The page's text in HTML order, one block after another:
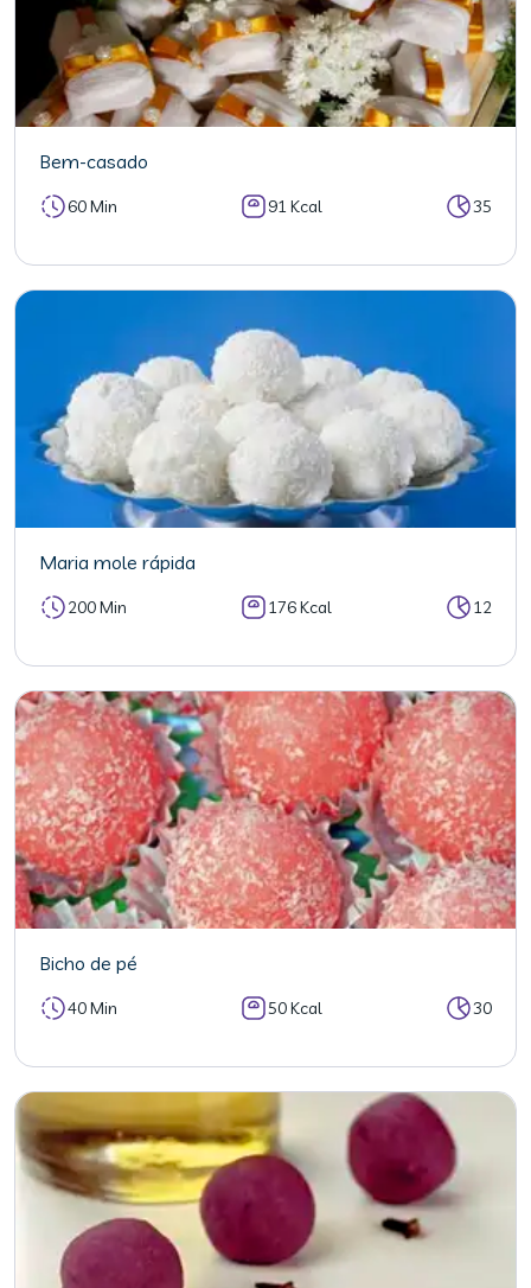
Bem-casado
60 Min 91 Kcal 35
Maria mole rápida
200 Min 176 Kcal 12
Bicho de pé
40 Min 50 Kcal 30